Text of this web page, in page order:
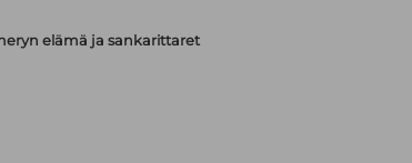
elämä ja sankarittaret